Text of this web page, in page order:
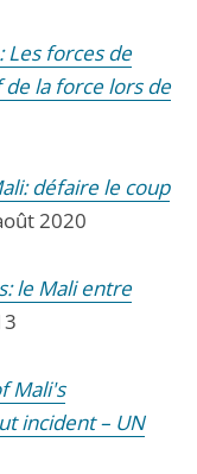
Les forces de
la force lors de
défaire le coup
2020
le Mali entre
Mali's
incident – UN